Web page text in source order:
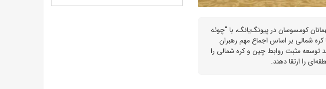
کومسوسان در پیونگ‌یانگ، با "چوئه
شمالی بر اساس اجماع مهم رهبران
توسعه مثبت روابط چین و کره شمالی را
را ارتقا دهند.